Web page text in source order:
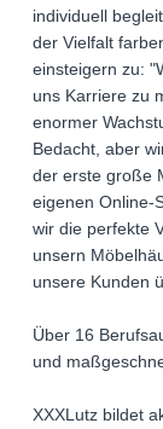
individuell
der Vielfalt
einsteigern zu:
uns Karriere zu
enormer
Bedacht, aber
der erste große
eigenen Online-
wir die perfekte
unsern
unsere Kunden
Über 16
und
XXXLutz bildet